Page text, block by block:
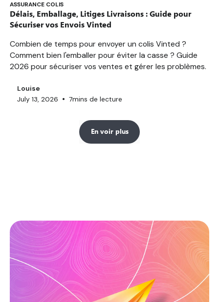
ASSURANCE COLIS
Délais, Emballage, Litiges Livraisons : Guide pour
Sécuriser vos Envois Vinted
Combien de temps pour envoyer un colis Vinted ?
Comment bien l'emballer pour éviter la casse ? Guide
2026 pour sécuriser vos ventes et gérer les problèmes.
Louise
July 13, 2026 • 7mins de lecture
En voir plus